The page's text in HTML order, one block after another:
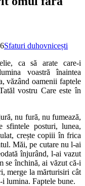
Sfaturi duhovnicești
ca să arate care-i
voastră înaintea
văzând oamenii faptele
vostru Care este în
nu fură, nu fumează,
sfintele posturi, lunea,
crește copiii în frica
Măi, pe cutare nu l-ai
înjurând, l-ai vazut
se închină, ai văzut că-i
merge la mărturisiri cât
lumina. Faptele bune.